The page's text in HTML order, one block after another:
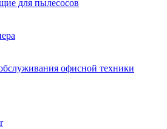
для пылесосов
офисной техники